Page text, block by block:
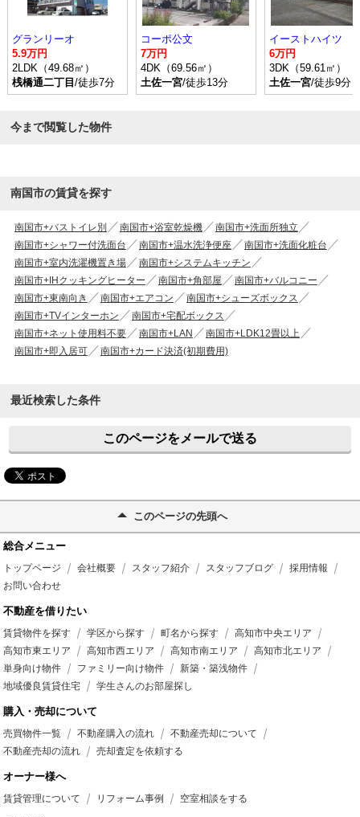
グランリーオ
5.9万円
2LDK（49.68㎡）
桟橋通二丁目 /徒歩7分
コーポ公文
7万円
4DK（69.56㎡）
土佐一宮/徒歩13分
イーストハイツ
6万円
3DK（59.61㎡）
土佐一宮/徒歩9分
今まで閲覧した物件
南国市の賃貸を探す
南国市+バストイレ別 南国市+浴室乾燥機
南国市+洗面所独立
南国市+シャワー付洗面台
南国市+温水洗浄便座
南国市+洗面化粧台
南国市+室内洗濯機置き場
南国市+システムキッチン
南国市+IHクッキングヒーター
南国市+角部屋
南国市+バルコニー
南国市+東南向き
南国市+エアコン
南国市+シューズボックス
南国市+TVインターホン
南国市+宅配ボックス
南国市+ネット使用料不要
南国市+LAN
南国市+LDK12畳以上
南国市+即入居可
南国市+カード決済(初期費用)
最近検索した条件
このページをメールで送る
このページの先頭へ
総合メニュー
トップページ 会社概要 スタッフ紹介 スタッフブログ
採用情報
お問い合わせ
不動産を借りたい
賃貸物件を探す 学区から探す 町名から探す
高知市中央エリア
高知市東エリア
高知市西エリア 高知市南エリア
高知市北エリア
単身向け物件
ファミリー向け物件
新築・築浅物件
地域優良賃貸住宅
学生さんのお部屋探し
購入・売却について
売買物件一覧 不動産購入の流れ
不動産売却について
不動産売却の流れ
売却査定を依頼する
オーナー様へ
賃貸管理について リフォーム事例 空室相談をする